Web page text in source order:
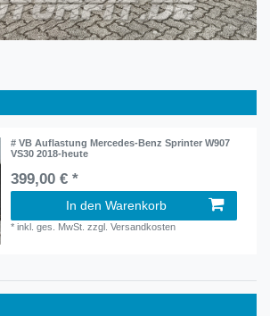
# VB Auflastung Mercedes-Benz Sprinter W907
VS30 2018-heute
399,00 € *
In den Warenkorb
*inkl. ges. MwSt. zzgl.Versandkosten